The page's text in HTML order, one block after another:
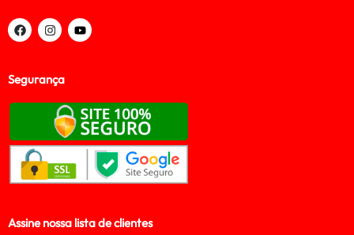
Segurança
Assine nossa lista de clientes